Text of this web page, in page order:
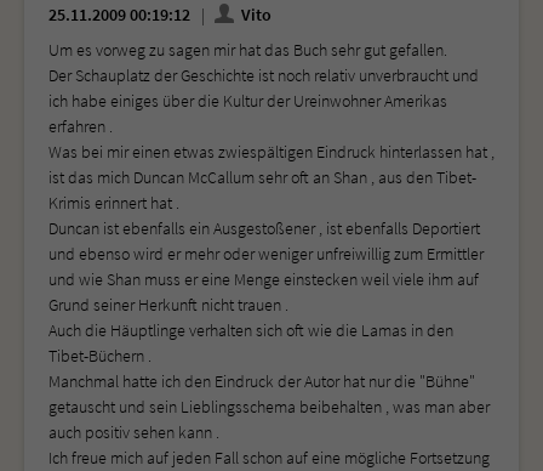
25.11.2009 00:19:12
Vito
Um es vorweg zu sagen mir hat das Buch sehr gut gefallen.
Der Schauplatz der Geschichte ist noch relativ unverbraucht und
ich habe einiges über die Kultur der Ureinwohner Amerikas
erfahren .
Was bei mir einen etwas zwiespältigen Eindruck hinterlassen hat ,
ist das mich Duncan McCallum sehr oft an Shan , aus den Tibet-
Krimis erinnert hat .
Duncan ist ebenfalls ein Ausgestoßener , ist ebenfalls Deportiert
und ebenso wird er mehr oder weniger unfreiwillig zum Ermittler
und wie Shan muss er eine Menge einstecken weil viele ihm auf
Grund seiner Herkunft nicht trauen .
Auch die Häuptlinge verhalten sich oft wie die Lamas in den
Tibet-Büchern .
Manchmal hatte ich den Eindruck der Autor hat nur die "Bühne"
getauscht und sein Lieblingsschema beibehalten , was man aber
auch positiv sehen kann .
Ich freue mich auf jeden Fall schon auf eine mögliche Fortsetzung